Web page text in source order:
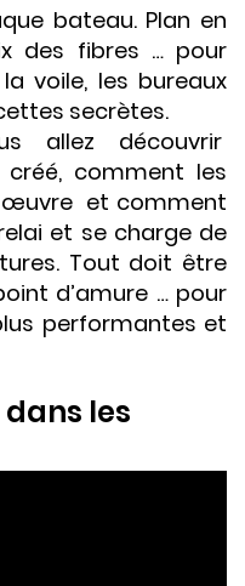
bateau. Plan en
des fibres … pour
voile, les bureaux
secrètes.
allez découvrir
comment les
œuvre et comment
et se charge de
Tout doit être
d’amure … pour
performantes et
les